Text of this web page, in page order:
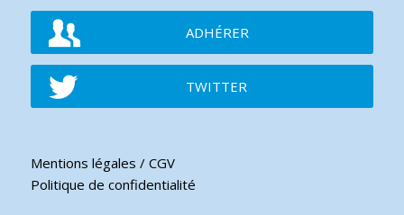
ADHÉRER
TWITTER
Mentions légales / CGV
Politique de confidentialité